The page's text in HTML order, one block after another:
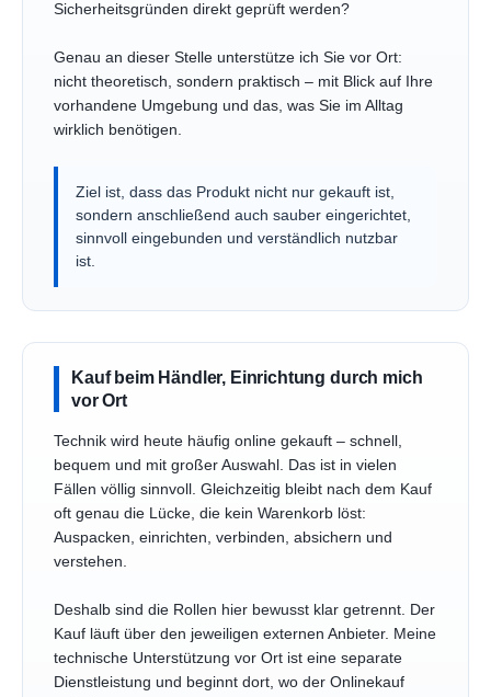
Sicherheitsgründen direkt geprüft werden?
Genau an dieser Stelle unterstütze ich Sie vor Ort:
nicht theoretisch, sondern praktisch – mit Blick auf Ihre
vorhandene Umgebung und das, was Sie im Alltag
wirklich benötigen.
Ziel ist, dass das Produkt nicht nur gekauft ist,
sondern anschließend auch sauber eingerichtet,
sinnvoll eingebunden und verständlich nutzbar
ist.
Kauf beim Händler, Einrichtung durch mich
vor Ort
Technik wird heute häufig online gekauft – schnell,
bequem und mit großer Auswahl. Das ist in vielen
Fällen völlig sinnvoll. Gleichzeitig bleibt nach dem Kauf
oft genau die Lücke, die kein Warenkorb löst:
Auspacken, einrichten, verbinden, absichern und
verstehen.
Deshalb sind die Rollen hier bewusst klar getrennt. Der
Kauf läuft über den jeweiligen externen Anbieter. Meine
technische Unterstützung vor Ort ist eine separate
Dienstleistung und beginnt dort, wo der Onlinekauf